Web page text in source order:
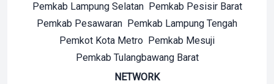
Pemkab Lampung Selatan Pemkab Pesisir Barat
Pemkab Pesawaran Pemkab Lampung Tengah
Pemkot Kota Metro Pemkab Mesuji
Pemkab Tulangbawang Barat
NETWORK